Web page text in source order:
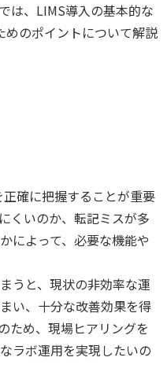
は、LIMS導入の基本的な
のポイントについて解説
確に把握することが重要
くいのか、転記ミスが多
によって、必要な機能や
うと、現状の非効率な運
い、十分な改善効果を得
ため、現場ヒアリングを
ラボ運用を実現したいの